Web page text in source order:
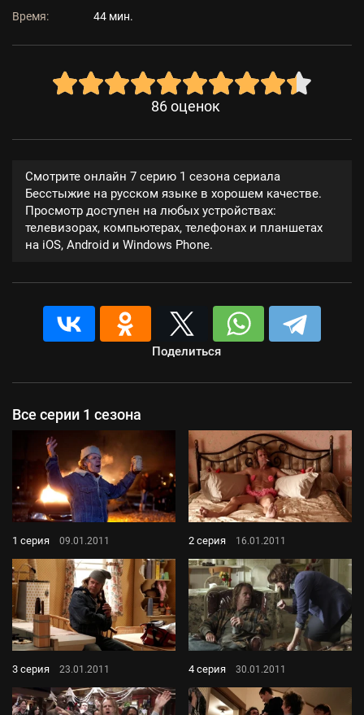
Время:
44 мин.
86 оценок
Смотрите онлайн 7 серию 1 сезона сериала
Бесстыжие на русском языке в хорошем качестве.
Просмотр доступен на любых устройствах:
телевизорах, компьютерах, телефонах и планшетах
на iOS, Android и Windows Phone.
Поделиться
Все серии 1 сезона
1 серия 09.01.2011 2 серия 16.01.2011
3 серия 23.01.2011 4 серия 30.01.2011